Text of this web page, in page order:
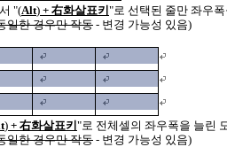
"(Alt) + 右화살표키 "로 선택된 줄만 좌우
일한 경우만 작동 - 변경 가능성 있음)
) + 右화살표키 "로 전체셀의 좌우폭을 늘린
일한 경우만 작동 - 변경 가능성 있음)